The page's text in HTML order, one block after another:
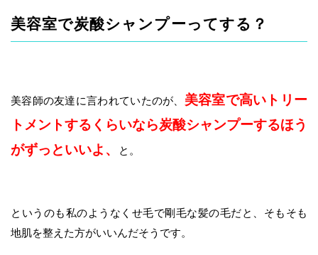
美容室で炭酸シャンプーってする？
美容師の友達に言われていたのが、 美容室で高いトリー
トメントするくらいなら炭酸シャンプーするほう
がずっといいよ、
と。
というのも私のようなくせ毛で剛毛な髪の毛だと、そもそも
地肌を整えた方がいいんだそうです。